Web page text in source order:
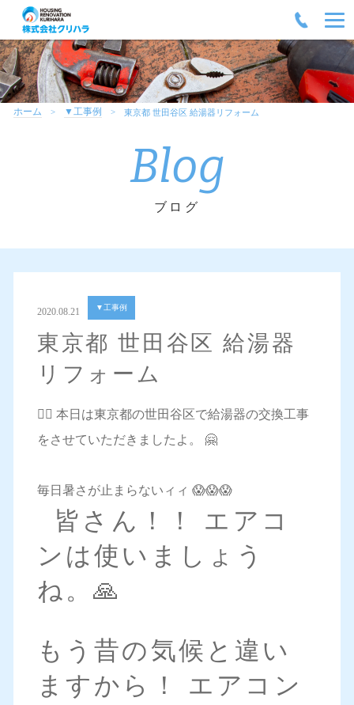
ホーム ▼工事例 東京都 世田谷区 給湯器リフォーム
Blog
ブログ
2020.08.21 ▼工事例
東京都 世田谷区 給湯器
リフォーム
💁‍♀️ 本日は東京都の世田谷区で給湯器の交換工事
をさせていただきましたよ。 🤗
毎日暑さが止まらないィィ 😱😱😱
皆さん！！ エアコ
ンは使いましょう
ね。🙏
もう昔の気候と違い
ますから！ エアコン